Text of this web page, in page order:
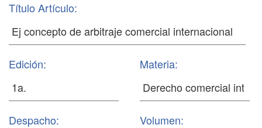
Título Artículo:
Edición: Materia:
Despacho: Volumen: